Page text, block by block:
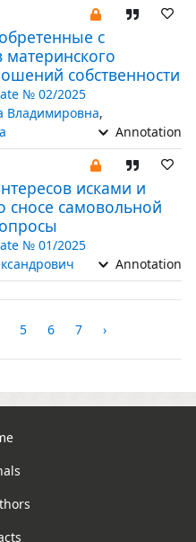
с
материнского
собственности
№ 02/2025
Владимировна,
Annotation
исками и
самовольной
№ 01/2025
Annotation
5 6 7 ›